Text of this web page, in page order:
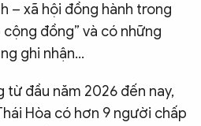
Podcast
Ảnh
Văn nghệ Công an
– xã hội đồng hành trong
đồng” và có những
ghi nhận…
từ đầu năm 2026 đến nay,
Hòa có hơn 9 người chấp